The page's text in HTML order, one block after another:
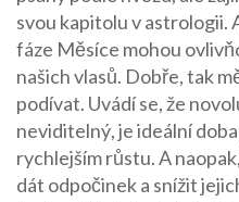
svou kapitolu v astrologii.
fáze Měsíce mohou
našich vlasů. Dobře, tak
podívat. Uvádí se, že
neviditelný, je ideální
rychlejším růstu. A
dát odpočinek a snížit